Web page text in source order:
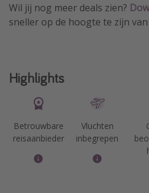
Wil jij nog meer deals zien?
sneller op de hoogte te zijn van
Highlights
Betrouwbare
reisaanbieder
Vluchten
inbegrepen